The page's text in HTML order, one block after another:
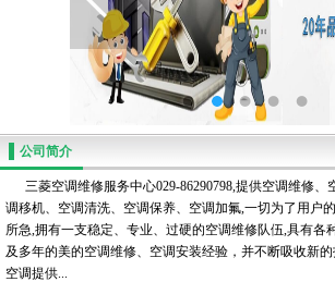
公司简介
三菱空调维修服务中心029-86290798,提供空调维修、
调移机、空调清洗、空调保养、空调加氟,一切为了用户
所急,拥有一支稳定、专业、过硬的空调维修队伍,具有各
及多年的美的空调维修、空调安装经验，并不断吸收新
空调提供...